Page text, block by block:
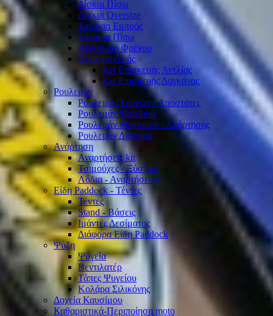
Δίσκοι Πίσω
Δίσκοι Oversize
Τακάκια Εμπρός
Τακάκια Πίσω
Αξεσουάρ Φρένου
Κιτ Επισκευής
Κιτ Επισκευής Αντλίας
Κιτ Επισκευής Δαγκάνας
Ρουλεμάν
Ρουλεμάν Τροχών - Αποστάτες
Ρουλεμάν Ψαλιδιού
Ρουλεμάν Μοχλικού - Ανάρτησης
Ρουλεμάν Διάφορα
Ανάρτηση
Αναρτήσεις kit
Τσιμούχες - Ξύστρες
Λάδια - Αναρτήσεων
Είδη Paddock - Τέντες
Τέντες
Stand - Βάσεις
Ιμάντες Δεσίματος
Διάφορα Είδη Paddock
Ψύξη
Ψυγεία
Βεντιλατέρ
Τάπες Ψυγείου
Κολάρα Σιλικόνης
Δοχεία Καυσίμου
Καθαριστικά-Περιποίηση moto